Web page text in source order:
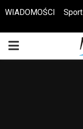
Otwórz pasek narzędzi
WIADOMOŚCI Sport
PRIMARY